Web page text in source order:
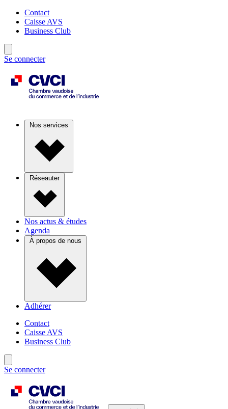
Contact
Caisse AVS
Business Club
Se connecter
Nos services
Réseauter
Nos actus & études
Agenda
À propos de nous
Adhérer
Contact
Caisse AVS
Business Club
Se connecter